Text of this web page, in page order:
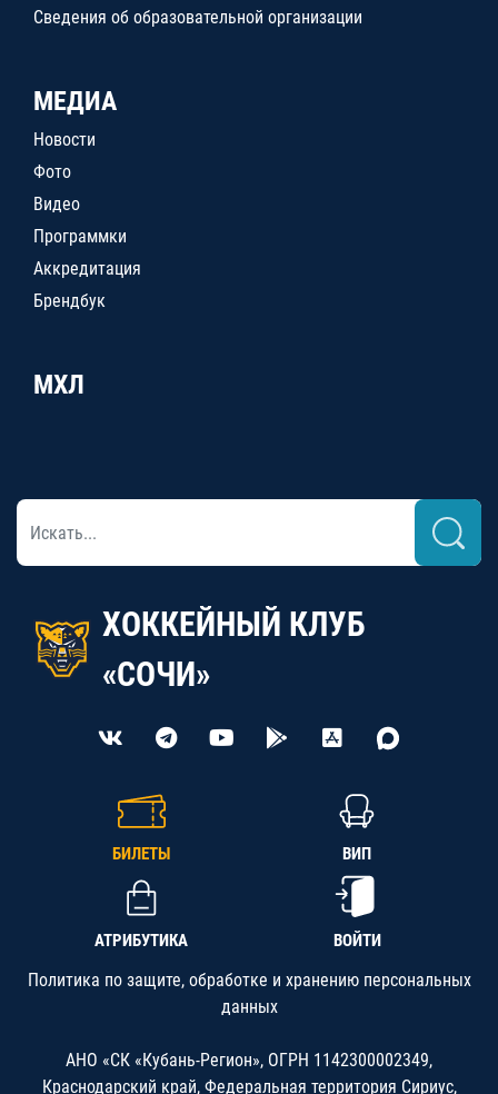
Сведения об образовательной организации
МЕДИА
Новости
Фото
Видео
Программки
Аккредитация
Брендбук
МХЛ
ХОККЕЙНЫЙ КЛУБ
«СОЧИ»
БИЛЕТЫ ВИП
АТРИБУТИКА ВОЙТИ
Политика по защите, обработке и хранению персональных
данных
АНО «СК «Кубань-Регион», ОГРН 1142300002349,
Краснодарский край, Федеральная территория Сириус,